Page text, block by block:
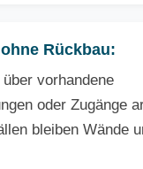
Rückbau:
vorhandene
oder Zugänge
bleiben Wände